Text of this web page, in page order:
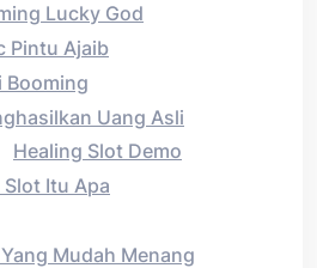
Lucky God
Pintu Ajaib
Booming
Uang Asli
Healing Slot Demo
Itu Apa
Mudah Menang